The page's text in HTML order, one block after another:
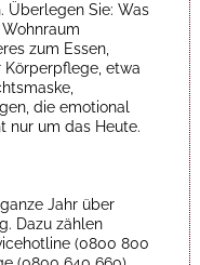
Überlegen Sie: Was
zum Essen,
Körperpflege, etwa
die emotional
nur um das Heute.
Jahr über
Dazu zählen
(0800 800